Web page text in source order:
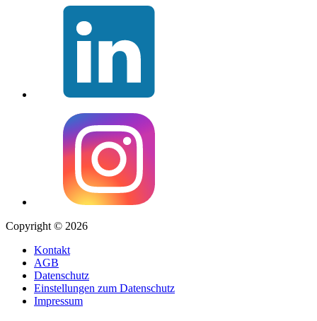
Copyright © 2026
Kontakt
AGB
Datenschutz
Einstellungen zum Datenschutz
Impressum